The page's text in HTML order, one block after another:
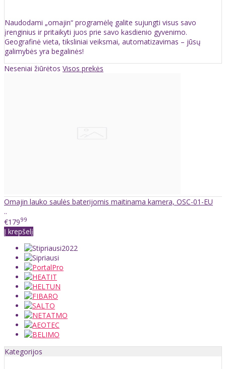
Naudodami „omajin“ programėlę galite sujungti visus savo
įrenginius ir pritaikyti juos prie savo kasdienio gyvenimo.
Geografinė vieta, tiksliniai veiksmai, automatizavimas – jūsų
galimybės yra begalinės!
Neseniai žiūrėtos Visos prekės
Omajin lauko saulės baterijomis maitinama kamera, OSC-01-EU
..
€17999
Į krepšelį
Kategorijos